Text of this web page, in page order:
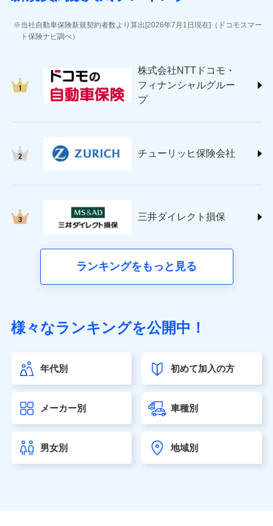
ソニー損害保険株式会社
(https://www.sonysonpo.co.jp/)
ＳＯＭＰＯダイレクト損害保険株式会社
(https://www.sompo-direct.co.jp/)
チューリッヒ保険会社 (https://www.zurich.co.jp/)
(https://www.nisshinfire.co.jp/)
(https://www.petfamilyins.co.jp/)
ins.com/)
三井ダイレクト損害保険株式会社
（https://www.sonylife.co.jp）
第一ネオ生命保険株式会社（https://neofirst.co.jp/）
大樹生命保険株式会社（https://www.taiju-life.co.jp）
seimei.co.jp）
チューリッヒ生命保険株式会社
東京海上日動あんしん生命保険株式会社
（https://www.tmn-anshin.co.jp/）
当社自動車保険新規契約者数より算出[2026年7月1日現在]（ドコモスマー
ト保険ナビ調べ）
株式会社NTTドコモ・
フィナンシャルグルー
プ
チューリッヒ保険会社
三井ダイレクト損保
ランキングをもっと見る
様々なランキングを公開中！
年代別 初めて加入の方
メーカー別 車種別
男女別 地域別